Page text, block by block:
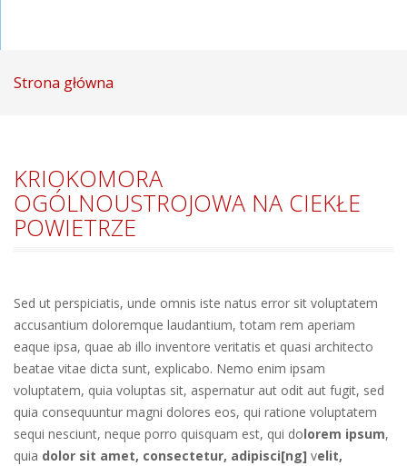
Strona główna
KRIOKOMORA
OGÓLNOUSTROJOWA NA CIEKŁE
POWIETRZE
Sed ut perspiciatis, unde omnis iste natus error sit voluptatem
accusantium doloremque laudantium, totam rem aperiam
eaque ipsa, quae ab illo inventore veritatis et quasi architecto
beatae vitae dicta sunt, explicabo. Nemo enim ipsam
voluptatem, quia voluptas sit, aspernatur aut odit aut fugit, sed
quia consequuntur magni dolores eos, qui ratione voluptatem
sequi nesciunt, neque porro quisquam est, qui dolorem ipsum,
quia dolor sit amet, consectetur, adipisci[ng] velit,